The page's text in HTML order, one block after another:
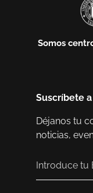
Somos
Suscríbete a
Déjanos tu
noticias,